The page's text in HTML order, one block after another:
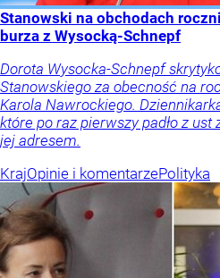
Stanowski na obchodach
burza z Wysocką-Schnepf
Dorota Wysocka-Schnepf
Stanowskiego za obecność na
Karola Nawrockiego.
które po raz pierwszy padło z ust
jej adresem.
KrajOpinie i komentarzePolityka